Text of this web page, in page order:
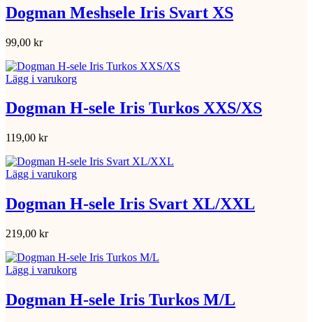
Dogman Meshsele Iris Svart XS
99,00 kr
Lägg i varukorg
Dogman H-sele Iris Turkos XXS/XS
119,00 kr
Lägg i varukorg
Dogman H-sele Iris Svart XL/XXL
219,00 kr
Lägg i varukorg
Dogman H-sele Iris Turkos M/L